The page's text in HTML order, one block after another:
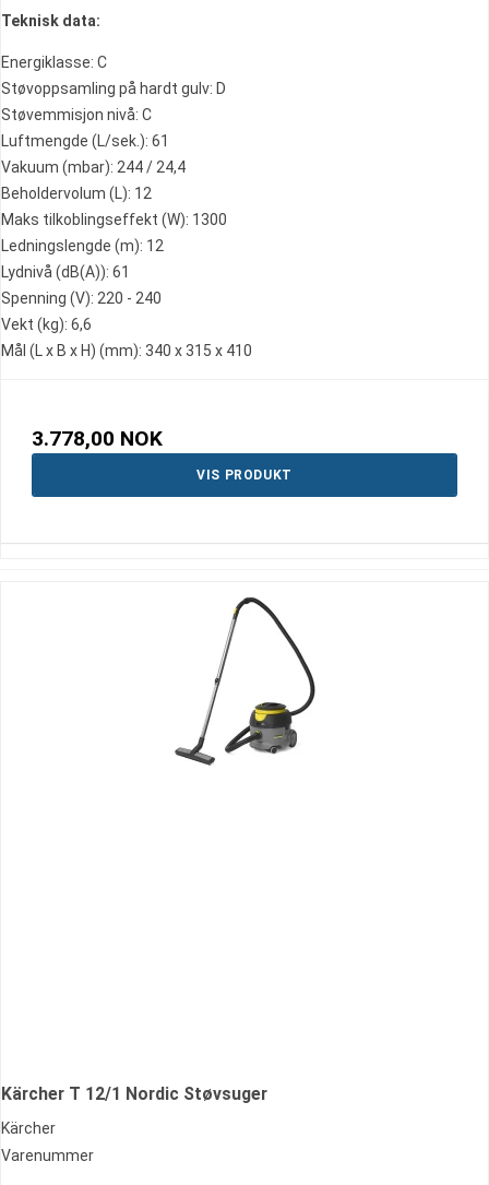
Teknisk data:
Energiklasse: C
Støvoppsamling på hardt gulv: D
Støvemmisjon nivå: C
Luftmengde (L/sek.): 61
Vakuum (mbar): 244 / 24,4
Beholdervolum (L): 12
Maks tilkoblingseffekt (W): 1300
Ledningslengde (m): 12
Lydnivå (dB(A)): 61
Spenning (V): 220 - 240
Vekt (kg): 6,6
Mål (L x B x H) (mm): 340 x 315 x 410
3.778,00 NOK
VIS PRODUKT
Kärcher T 12/1 Nordic Støvsuger
Kärcher
Varenummer